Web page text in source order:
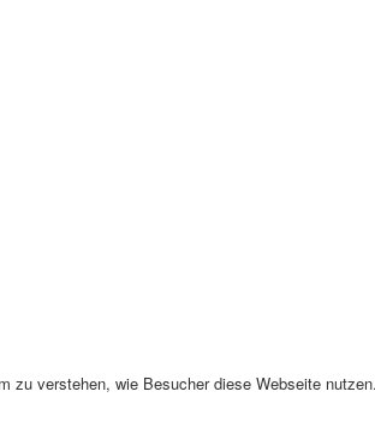
zu verstehen, wie Besucher diese Webseite